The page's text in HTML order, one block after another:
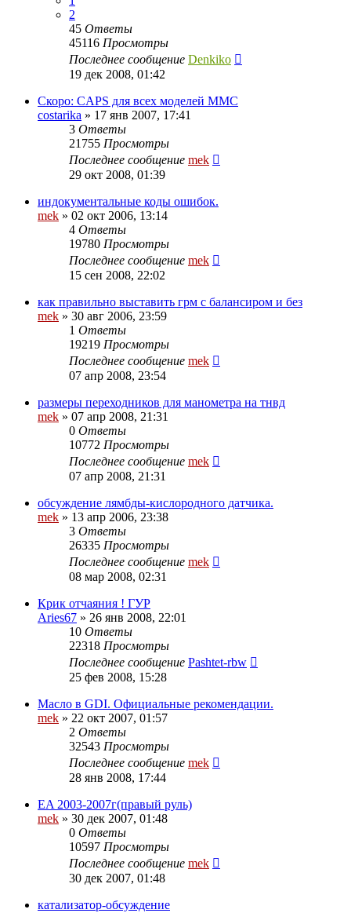
2
45 Ответы
45116 Просмотры
Последнее сообщение Denkiko
19 дек 2008, 01:42
Скоро: CAPS для всех моделей MMC
costarika » 17 янв 2007, 17:41
3 Ответы
21755 Просмотры
Последнее сообщение mek
29 окт 2008, 01:39
индокументальные коды ошибок.
mek » 02 окт 2006, 13:14
4 Ответы
19780 Просмотры
Последнее сообщение mek
15 сен 2008, 22:02
как правильно выставить грм с балансиром и без
mek » 30 авг 2006, 23:59
1 Ответы
19219 Просмотры
Последнее сообщение mek
07 апр 2008, 23:54
размеры переходников для манометра на тнвд
mek » 07 апр 2008, 21:31
0 Ответы
10772 Просмотры
Последнее сообщение mek
07 апр 2008, 21:31
обсуждение лямбды-кислородного датчика.
mek » 13 апр 2006, 23:38
3 Ответы
26335 Просмотры
Последнее сообщение mek
08 мар 2008, 02:31
Крик отчаяния ! ГУР
Aries67 » 26 янв 2008, 22:01
10 Ответы
22318 Просмотры
Последнее сообщение Pashtet-rbw
25 фев 2008, 15:28
Масло в GDI. Официальные рекомендации.
mek » 22 окт 2007, 01:57
2 Ответы
32543 Просмотры
Последнее сообщение mek
28 янв 2008, 17:44
EA 2003-2007г(правый руль)
mek » 30 дек 2007, 01:48
0 Ответы
10597 Просмотры
Последнее сообщение mek
30 дек 2007, 01:48
катализатор-обсуждение